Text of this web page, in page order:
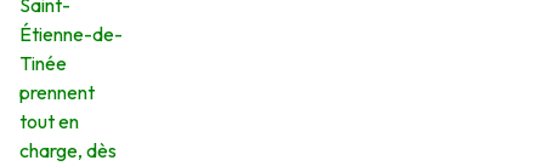
Saint-
Étienne-de-
Tinée
prennent
tout en
charge, dès